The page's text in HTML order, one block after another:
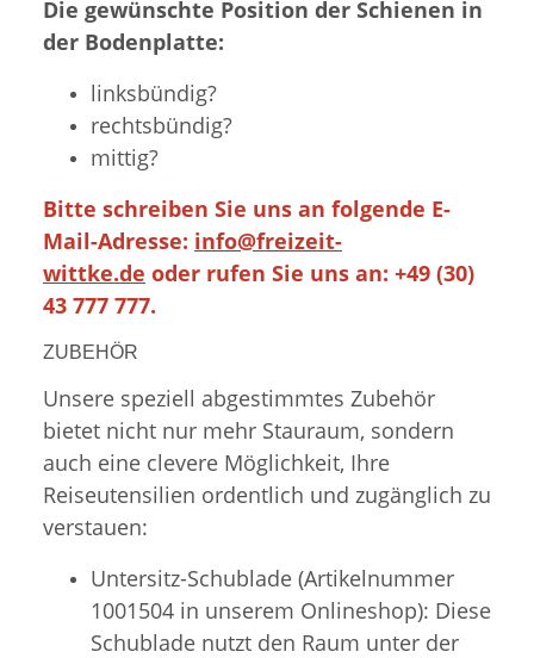
Die gewünschte Position der Schienen in
der Bodenplatte:
linksbündig?
rechtsbündig?
mittig?
Bitte schreiben Sie uns an folgende E-
Mail-Adresse: info@freizeit-
wittke.de oder rufen Sie uns an: +49 (30)
43 777 777.
ZUBEHÖR
Unsere speziell abgestimmtes Zubehör
bietet nicht nur mehr Stauraum, sondern
auch eine clevere Möglichkeit, Ihre
Reiseutensilien ordentlich und zugänglich zu
verstauen:
Untersitz-Schublade (Artikelnummer
1001504 in unserem Onlineshop): Diese
Schublade nutzt den Raum unter der